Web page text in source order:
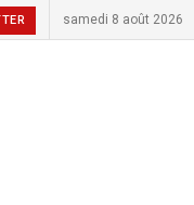
samedi 8 août 2026